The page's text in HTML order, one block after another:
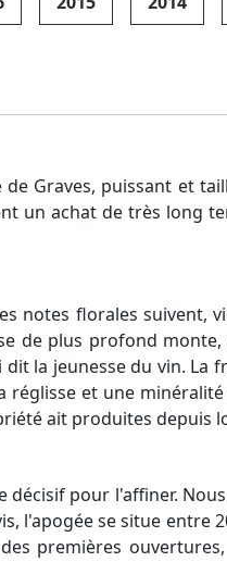
Graves, puissant et
un achat de très long
notes florales suivent,
de plus profond
la jeunesse du vin. La
réglisse et une
ait produites depuis
décisif pour l'affiner.
l'apogée se situe entre
premières